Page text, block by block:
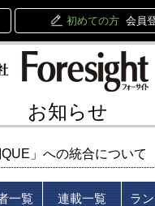
初めての方 会員
お知らせ
」への統合について
一覧 連載一覧 ラ